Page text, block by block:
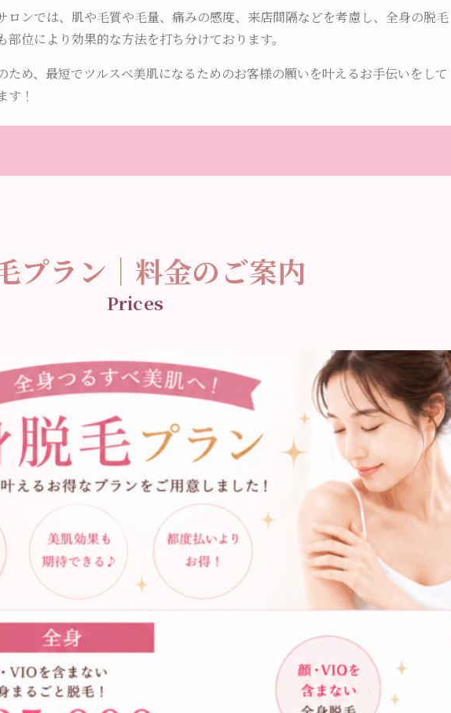
ロンでは、肌や毛質や毛量、痛みの感度、来店間隔などを考慮し、全身の脱毛
部位により効果的な方法を打ち分けております。
ため、最短でツルスベ美肌になるためのお客様の願いを叶えるお手伝いをして
す！
プラン｜料金のご案内
Prices